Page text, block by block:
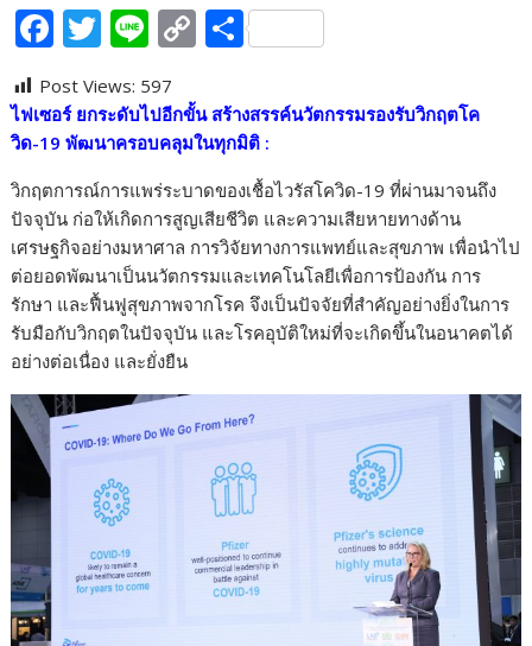
F
ac
e
b
o
o
k
T
w
itt
er
Li
n
e
C
o
p
y
Li
n
k
S
h
ar
e
Post Views: 597
ไฟเซอร์ ยกระดับไปอีกขั้น สร้างสรรค์นวัตกรรมรองรับวิกฤตโค
วิด-19 พัฒนาครอบคลุมในทุกมิติ :
วิกฤตการณ์การแพร่ระบาดของเชื้อไวรัสโควิด-19 ที่ผ่านมาจนถึง
ปัจจุบัน ก่อให้เกิดการสูญเสียชีวิต และความเสียหายทางด้าน
เศรษฐกิจอย่างมหาศาล การวิจัยทางการแพทย์และสุขภาพ เพื่อนำไป
ต่อยอดพัฒนาเป็นนวัตกรรมและเทคโนโลยีเพื่อการป้องกัน การ
รักษา และฟื้นฟูสุขภาพจากโรค จึงเป็นปัจจัยที่สำคัญอย่างยิ่งในการ
รับมือกับวิกฤตในปัจจุบัน และโรคอุบัติใหม่ที่จะเกิดขึ้นในอนาคตได้
อย่างต่อเนื่อง และยั่งยืน